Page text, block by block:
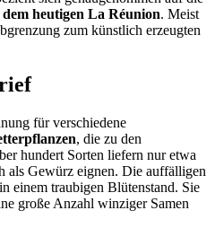
heutigen La Réunion. Meist
zum künstlich erzeugten
für verschiedene
, die zu den
hundert Sorten liefern nur etwa
als Gewürz eignen. Die auffälligen
einem traubigen Blütenstand. Sie
große Anzahl winziger Samen